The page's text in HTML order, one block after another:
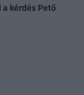
kérdés Pető